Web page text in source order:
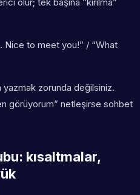
Nice to meet you!” / “What
zorunda değilsiniz.
görüyorum” netleşirse sohbet
kısaltmalar,